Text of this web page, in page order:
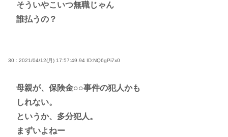
そういやこいつ無職じゃん
誰払うの？
30 : 2021/04/12(月) 17:57:49.94 ID:NQ6gPi7x0
母親が、保険金○○事件の犯人かも
しれない。
というか、多分犯人。
まずいよねー